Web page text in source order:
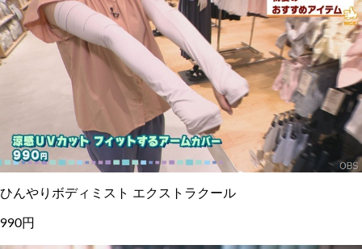
ひんやりボディミスト エクストラクール
990円